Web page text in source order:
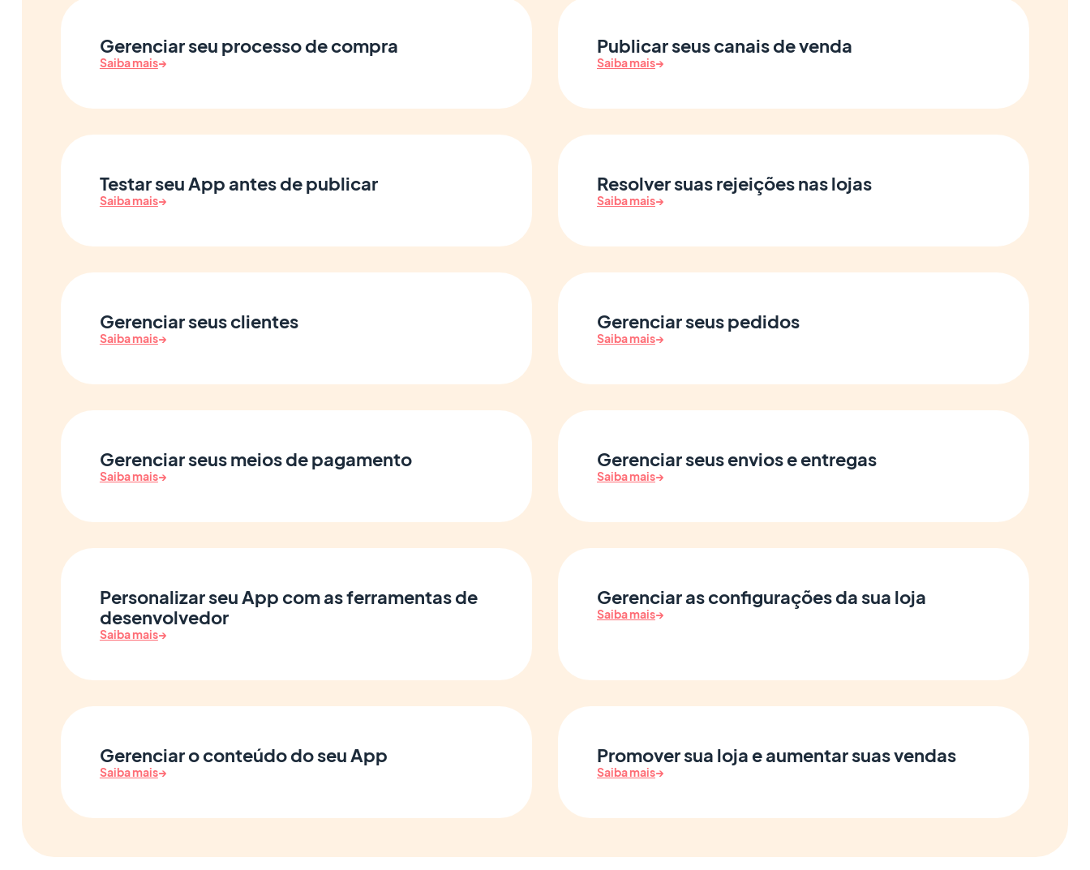
Gerenciar seu processo de compra
Saiba mais→
Publicar seus canais de venda
Saiba mais→
Testar seu App antes de publicar
Saiba mais→
Resolver suas rejeições nas lojas
Saiba mais→
Gerenciar seus clientes
Saiba mais→
Gerenciar seus pedidos
Saiba mais→
Gerenciar seus meios de pagamento
Saiba mais→
Gerenciar seus envios e entregas
Saiba mais→
Personalizar seu App com as ferramentas de
desenvolvedor
Saiba mais→
Gerenciar as configurações da sua loja
Saiba mais→
Gerenciar o conteúdo do seu App
Saiba mais→
Promover sua loja e aumentar suas vendas
Saiba mais→